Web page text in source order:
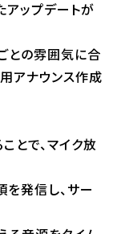
ップデートが
との雰囲気に合
アナウンス作成
とで、マイク放
を発信し、サー